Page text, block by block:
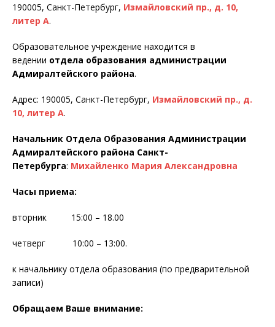
190005, Санкт-Петербург, Измайловский пр., д. 10,
литер А.
Образовательное учреждение находится в
ведении отдела образования администрации
Адмиралтейского района.
Адрес: 190005, Санкт-Петербург, Измайловский пр., д.
10, литер А.
Начальник Отдела Образования Администрации
Адмиралтейского района Санкт-
Петербурга: Михайленко Мария Александровна
Часы приема:
вторник 15:00 – 18.00
четверг 10:00 – 13:00.
к начальнику отдела образования (по предварительной
записи)
Обращаем Ваше внимание: